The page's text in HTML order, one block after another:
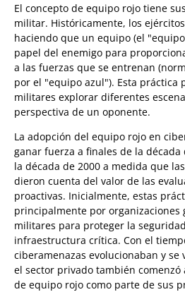
El concepto de equipo rojo tiene
militar. Históricamente, los
haciendo que un equipo (el
papel del enemigo para
a las fuerzas que se entrenan
por el "equipo azul"). Esta práctica
militares explorar diferentes
perspectiva de un oponente.
La adopción del equipo rojo en
ganar fuerza a finales de la
la década de 2000 a medida que
dieron cuenta del valor de las
proactivas. Inicialmente, estas
principalmente por organizaciones
militares para proteger la
infraestructura crítica. Con el
ciberamenazas evolucionaban y se
el sector privado también
de equipo rojo como parte de sus